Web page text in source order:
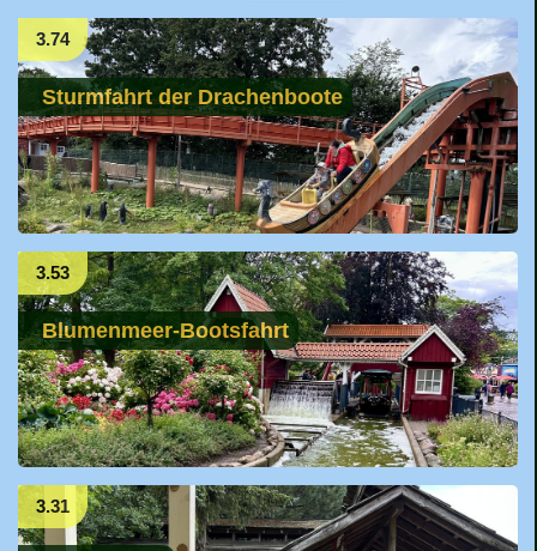
3.74
Sturmfahrt der Drachenboote
3.53
Blumenmeer-Bootsfahrt
3.31